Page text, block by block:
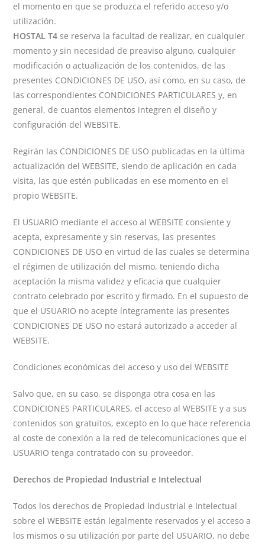
el momento en que se produzca el referido acceso y/o
utilización.
HOSTAL T4 se reserva la facultad de realizar, en cualquier
momento y sin necesidad de preaviso alguno, cualquier
modificación o actualización de los contenidos, de las
presentes CONDICIONES DE USO, así como, en su caso, de
las correspondientes CONDICIONES PARTICULARES y, en
general, de cuantos elementos integren el diseño y
configuración del WEBSITE.
Regirán las CONDICIONES DE USO publicadas en la última
actualización del WEBSITE, siendo de aplicación en cada
visita, las que estén publicadas en ese momento en el
propio WEBSITE.
El USUARIO mediante el acceso al WEBSITE consiente y
acepta, expresamente y sin reservas, las presentes
CONDICIONES DE USO en virtud de las cuales se determina
el régimen de utilización del mismo, teniendo dicha
aceptación la misma validez y eficacia que cualquier
contrato celebrado por escrito y firmado. En el supuesto de
que el USUARIO no acepte íntegramente las presentes
CONDICIONES DE USO no estará autorizado a acceder al
WEBSITE.
Condiciones económicas del acceso y uso del WEBSITE
Salvo que, en su caso, se disponga otra cosa en las
CONDICIONES PARTICULARES, el acceso al WEBSITE y a sus
contenidos son gratuitos, excepto en lo que hace referencia
al coste de conexión a la red de telecomunicaciones que el
USUARIO tenga contratado con su proveedor.
Derechos de Propiedad Industrial e Intelectual
Todos los derechos de Propiedad Industrial e Intelectual
sobre el WEBSITE están legalmente reservados y el acceso a
los mismos o su utilización por parte del USUARIO, no debe